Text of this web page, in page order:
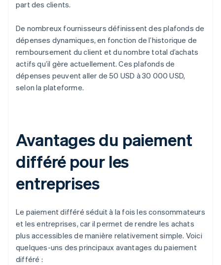
part des clients.
De nombreux fournisseurs définissent des plafonds de
dépenses dynamiques, en fonction de l’historique de
remboursement du client et du nombre total d’achats
actifs qu’il gère actuellement. Ces plafonds de
dépenses peuvent aller de 50 USD à 30 000 USD,
selon la plateforme.
Avantages du paiement
différé pour les
entreprises
Le paiement différé séduit à la fois les consommateurs
et les entreprises, car il permet de rendre les achats
plus accessibles de manière relativement simple. Voici
quelques-uns des principaux avantages du paiement
différé :